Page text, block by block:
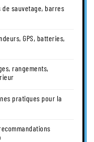
sauvetage, barres
GPS, batteries,
rangements,
pratiques pour la